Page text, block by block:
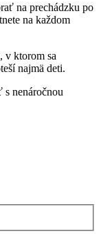
na prechádzku po
na každom
v ktorom sa
najmä deti.
nenáročnou